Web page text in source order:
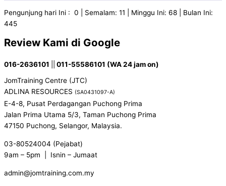
Pengunjung hari Ini : 0 | Semalam: 11 | Minggu Ini: 68 | Bulan Ini:
445
Review Kami di Google
016-2636101 011-55586101 (WA 24 jam on)
JomTraining Centre (JTC)
ADLINA RESOURCES (SA0431097-A)
E-4-8, Pusat Perdagangan Puchong Prima
Jalan Prima Utama 5/3, Taman Puchong Prima
47150 Puchong, Selangor, Malaysia.
03-80524004 (Pejabat)
9am – 5pm | Isnin – Jumaat
admin@jomtraining.com.my